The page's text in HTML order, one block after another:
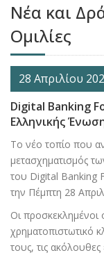
Νέα και
Ομιλίες
28 Απριλίου
Digital Banking
Ελληνικής
Το νέο τοπίο που
μετασχηματισμός
του Digital Banking
την Πέμπτη 28
Οι προσκεκλημένοι
χρηματοπιστωτικό
τους, τις ακόλουθες